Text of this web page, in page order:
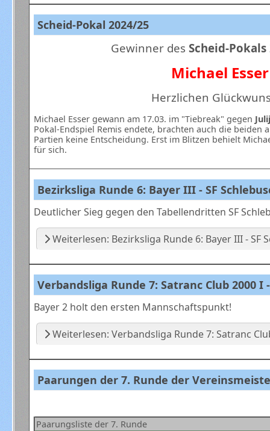
Scheid-Pokal 2024/25
Gewinner des Scheid-
Michael Esser
Herzlichen
Michael Esser gewann am 17.03. im "Tiebreak" gegen
Pokal-Endspiel Remis endete, brachten auch die beiden
Partien keine Entscheidung. Erst im Blitzen behielt
für sich.
Bezirksliga Runde 6: Bayer III - SF
Deutlicher Sieg gegen den Tabellendritten SF
Weiterlesen: Bezirksliga Runde 6: Bayer III - SF
Verbandsliga Runde 7: Satranc Club 2000 I
Bayer 2 holt den ersten Mannschaftspunkt!
Weiterlesen: Verbandsliga Runde 7: Satranc
Paarungen der 7. Runde der
Paarungsliste der 7. Runde